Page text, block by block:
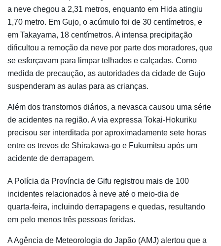
a neve chegou a 2,31 metros, enquanto em Hida atingiu
1,70 metro. Em Gujo, o acúmulo foi de 30 centímetros, e
em Takayama, 18 centímetros. A intensa precipitação
dificultou a remoção da neve por parte dos moradores, que
se esforçavam para limpar telhados e calçadas. Como
medida de precaução, as autoridades da cidade de Gujo
suspenderam as aulas para as crianças.
Além dos transtornos diários, a nevasca causou uma série
de acidentes na região. A via expressa Tokai-Hokuriku
precisou ser interditada por aproximadamente sete horas
entre os trevos de Shirakawa-go e Fukumitsu após um
acidente de derrapagem.
A Polícia da Província de Gifu registrou mais de 100
incidentes relacionados à neve até o meio-dia de
quarta-feira, incluindo derrapagens e quedas, resultando
em pelo menos três pessoas feridas.
A Agência de Meteorologia do Japão (AMJ) alertou que a